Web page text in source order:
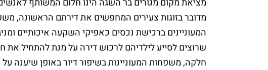
מציאת מקום מגורים בר השגה הינו חלום המשותף
מדובר בזוגות צעירים המחפשים את דירתם הראשונה,
המעוניינים ברכישת נכסים כאפיקי השקעה איכותיים
שרוצים לסייע לילדיהם לרכוש דירה על מנת להתחיל את
חלקה, משפחות המעוניינות בשיפור דיור באופן שיענה